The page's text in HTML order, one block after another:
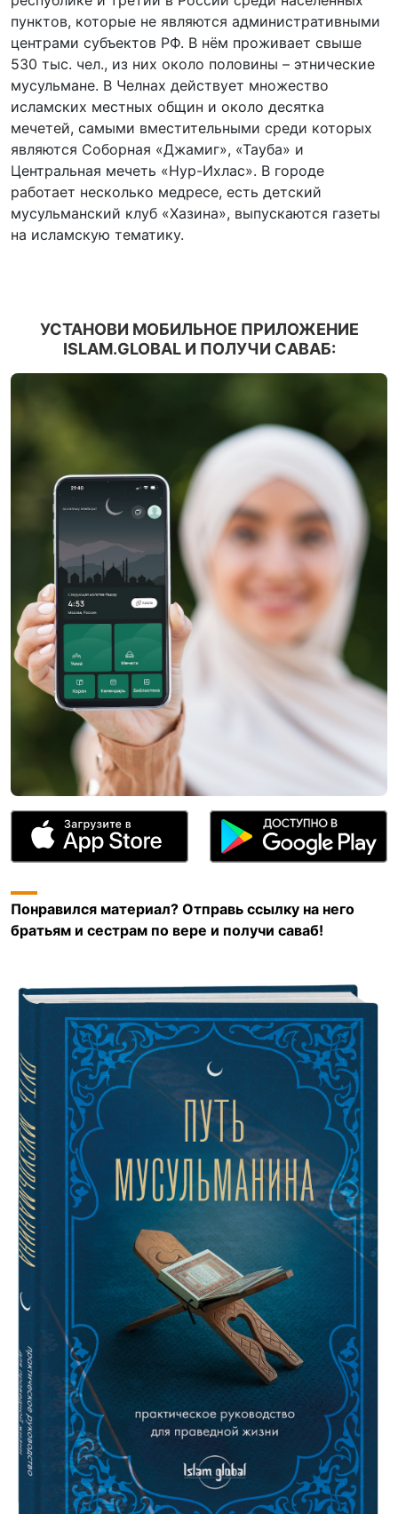
пунктов, которые не являются административными
центрами субъектов РФ. В нём проживает свыше
530 тыс. чел., из них около половины – этнические
мусульмане. В Челнах действует множество
исламских местных общин и около десятка
мечетей, самыми вместительными среди которых
являются Соборная «Джамиг», «Тауба» и
Центральная мечеть «Нур-Ихлас». В городе
работает несколько медресе, есть детский
мусульманский клуб «Хазина», выпускаются газеты
на исламскую тематику.
УСТАНОВИ МОБИЛЬНОЕ ПРИЛОЖЕНИЕ
ISLAM.GLOBAL И ПОЛУЧИ САВАБ:
Понравился материал? Отправь ссылку на него
братьям и сестрам по вере и получи саваб!